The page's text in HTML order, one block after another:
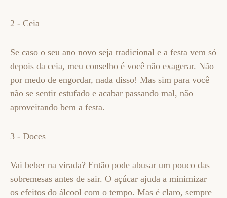
2 - Ceia
Se caso o seu ano novo seja tradicional e a festa vem só
depois da ceia, meu conselho é você não exagerar. Não
por medo de engordar, nada disso! Mas sim para você
não se sentir estufado e acabar passando mal, não
aproveitando bem a festa.
3 - Doces
Vai beber na virada? Então pode abusar um pouco das
sobremesas antes de sair. O açúcar ajuda a minimizar
os efeitos do álcool com o tempo. Mas é claro, sempre